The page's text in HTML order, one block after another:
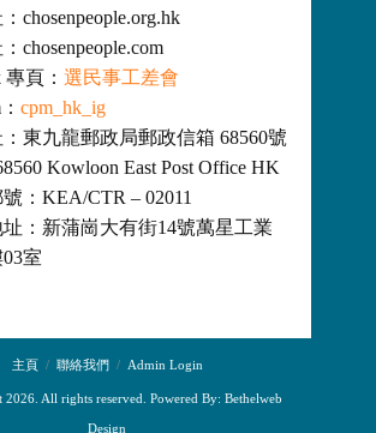
chosenpeople.org.hk
chosenpeople.com
專頁： 選民事工差會
cpm_hk_ig
東九龍郵政局郵政信箱 68560號
Kowloon East Post Office HK
：KEA/CTR – 02011
：新蒲崗大有街14號萬星工業
室
主頁 聯絡我們 Admin Login
All rights reserved. Powered By: Bethelweb
Design